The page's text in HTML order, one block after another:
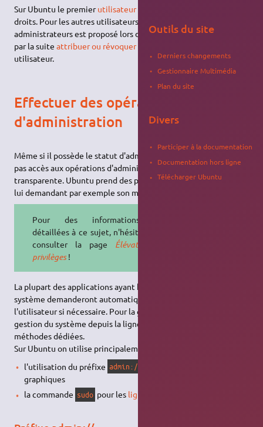
Sur Ubuntu le premierutilisateurcréé possède par défaut ces
droits. Pour les autres utilisateurs, le choix d'en faire des
administrateurs est proposé lors de leur création. On peut aussi
par la suiteattribuer ou révoquer ces droits
utilisateur.
Effectuer des opérations
d'administration
Même si il possède le statut d'administrateur, un utilisateur n'a
pas accès aux opérations d'administration de manière
transparente. Ubuntu prend des précautions particulières en
lui demandant par exemple son mot de passe.
Pour des informations plus
détaillées à ce sujet, n'hésitez pas à
consulter la page Élévation des
privilèges!
La plupart des applications ayant besoin d'opérer sur le
système demanderont automatiquement son mot de passe à
l'utilisateur si nécessaire. Pour la gestion des fichiers ou la
gestion du système depuis la ligne de commande, il existe des
méthodes dédiées.
Sur Ubuntu on utilise principalement :
l'utilisation du préfixe admin://
graphiques
la commande sudo pour les lignes de commande
Outils du site
Derniers changements
Gestionnaire Multimédia
Plan du site
Divers
Participer à la documentation
Documentation hors ligne
Télécharger Ubuntu